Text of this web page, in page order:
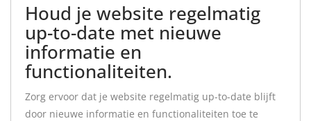
Houd je website regelmatig
up-to-date met nieuwe
informatie en
functionaliteiten.
Zorg ervoor dat je website regelmatig up-to-date blijft
door nieuwe informatie en functionaliteiten toe te